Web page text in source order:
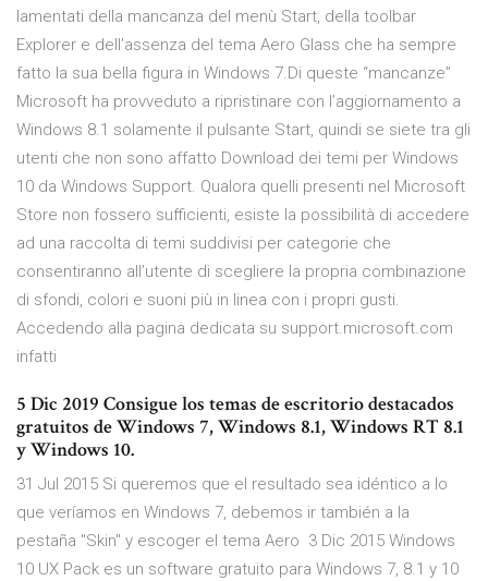
lamentati della mancanza del menù Start, della toolbar
Explorer e dell’assenza del tema Aero Glass che ha sempre
fatto la sua bella figura in Windows 7.Di queste “mancanze”
Microsoft ha provveduto a ripristinare con l’aggiornamento a
Windows 8.1 solamente il pulsante Start, quindi se siete tra gli
utenti che non sono affatto Download dei temi per Windows
10 da Windows Support. Qualora quelli presenti nel Microsoft
Store non fossero sufficienti, esiste la possibilità di accedere
ad una raccolta di temi suddivisi per categorie che
consentiranno all’utente di scegliere la propria combinazione
di sfondi, colori e suoni più in linea con i propri gusti.
Accedendo alla pagina dedicata su support.microsoft.com
infatti
5 Dic 2019 Consigue los temas de escritorio destacados
gratuitos de Windows 7, Windows 8.1, Windows RT 8.1
y Windows 10.
31 Jul 2015 Si queremos que el resultado sea idéntico a lo
que veríamos en Windows 7, debemos ir también a la
pestaña "Skin" y escoger el tema Aero 3 Dic 2015 Windows
10 UX Pack es un software gratuito para Windows 7, 8.1 y 10